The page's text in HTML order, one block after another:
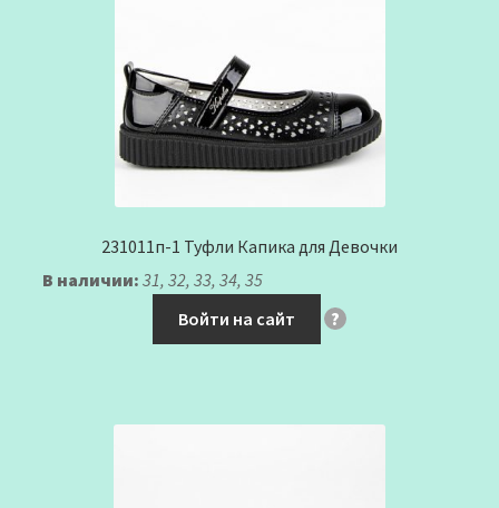
231011п-1 Туфли Капика для Девочки
В наличии: 31, 32, 33, 34, 35
Войти на сайт
?